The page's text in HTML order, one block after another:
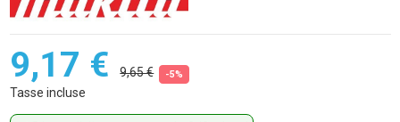
9,17 € 9,65 € -5%
Tasse incluse